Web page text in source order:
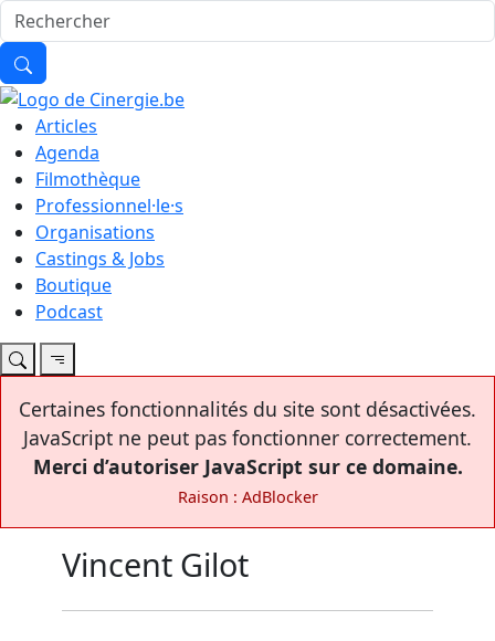
Articles
Agenda
Filmothèque
Professionnel·le·s
Organisations
Castings & Jobs
Boutique
Podcast
Certaines fonctionnalités du site sont désactivées.
JavaScript ne peut pas fonctionner correctement.
Merci d’autoriser JavaScript sur ce domaine.
Raison : AdBlocker
Vincent Gilot